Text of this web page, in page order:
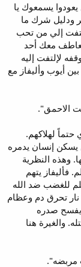
يسمعوك يا
ودليل شرك ما
إلي من تحب
معك أحد
لإلتفت إليه
أيوب وأليفاز مع
لهلاكهم.
يسكن إنسان يدمره
وهذه النظرية
يتهم
للغضب ضد الله
نار تحرق دم وعظام
يفسح صدره
والغيرة هنا